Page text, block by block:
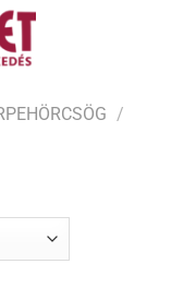
/